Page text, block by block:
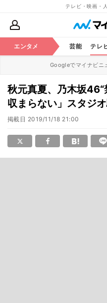
テレビ・映画・
エンタメ 芸能 テレ
Googleでマイナビニ
秋元真夏、乃木坂
収まらない」スタジ
掲載日 2019/11/18 21:00